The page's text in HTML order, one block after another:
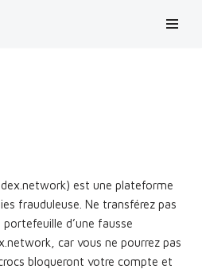
est une plateforme
frauduleuse. Ne transférez pas
d’une fausse
car vous ne pourrez pas
bloqueront votre compte et